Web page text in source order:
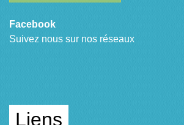
Facebook
Suivez nous sur nos réseaux
Liens